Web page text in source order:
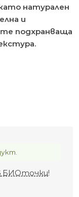
натурален
и
подхранваща
БИОточки!